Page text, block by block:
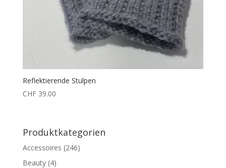
Reflektierende Stulpen
CHF39.00
Produktkategorien
Accessoires (246)
Beauty (4)